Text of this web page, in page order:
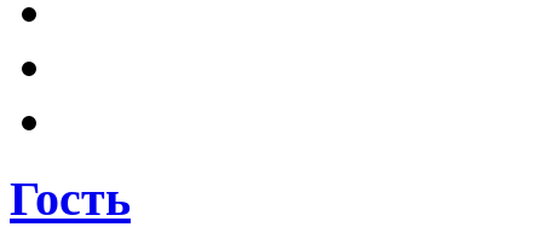
Гость